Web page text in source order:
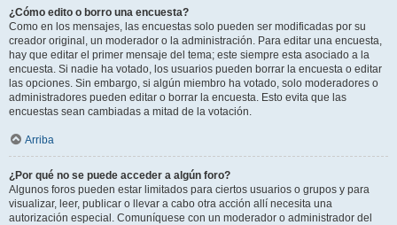
¿Cómo edito o borro una encuesta?
Como en los mensajes, las encuestas solo pueden ser modificadas por su
creador original, un moderador o la administración. Para editar una encuesta,
hay que editar el primer mensaje del tema; este siempre esta asociado a la
encuesta. Si nadie ha votado, los usuarios pueden borrar la encuesta o editar
las opciones. Sin embargo, si algún miembro ha votado, solo moderadores o
administradores pueden editar o borrar la encuesta. Esto evita que las
encuestas sean cambiadas a mitad de la votación.
Arriba
¿Por qué no se puede acceder a algún foro?
Algunos foros pueden estar limitados para ciertos usuarios o grupos y para
visualizar, leer, publicar o llevar a cabo otra acción allí necesita una
autorización especial. Comuníquese con un moderador o administrador del